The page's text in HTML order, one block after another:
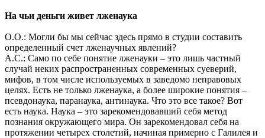
На чьи деньги живет лженаука
О.О.: Могли бы мы сейчас здесь прямо в студии составить
определенный счет лженаучных явлений?
А.С.: Само по себе понятие лженауки – это лишь частный
случай неких распространенных современных суеверий,
мифов, в том числе используемых в заведомо неправовых
целях. Есть не только лженаука, а более широкие понятия –
псевдонаука, паранаука, антинаука. Что это все такое? Вот
есть наука. Наука – это зарекомендовавший себя метод
познания окружающего мира. Он зарекомендовал себя на
протяжении четырех столетий, начиная примерно с Галилея и